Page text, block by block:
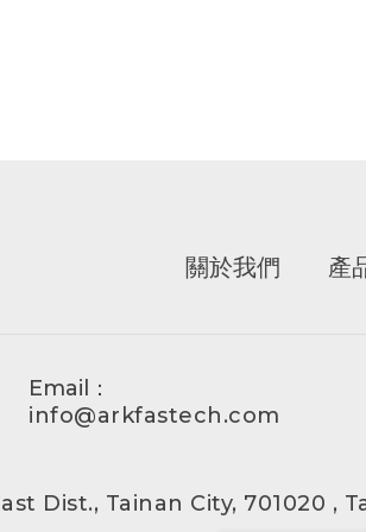
關於我們 產
Email：
info@arkfastech.com
Dist., Tainan City, 701020 ,